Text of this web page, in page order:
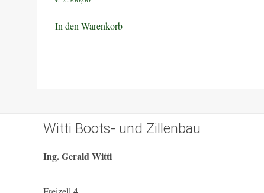
In den Warenkorb
Witti Boots- und Zillenbau
Ing. Gerald Witti